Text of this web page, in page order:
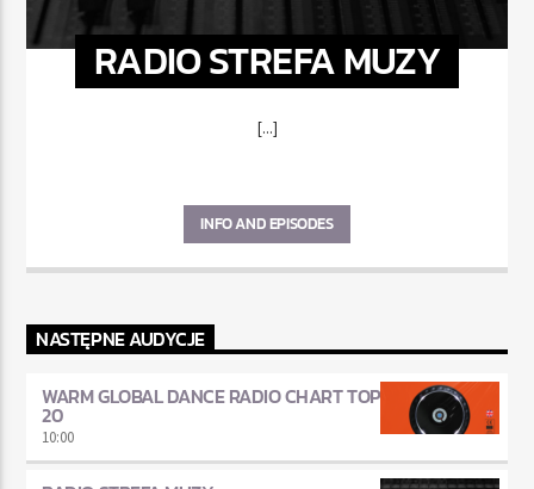
RADIO STREFA MUZY
[...]
INFO AND EPISODES
NASTĘPNE AUDYCJE
WARM GLOBAL DANCE RADIO CHART TOP
20
10:00